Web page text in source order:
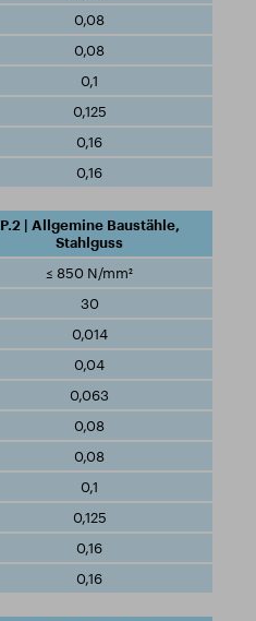
0,08
0,08
0,1
0,125
0,16
0,16
P.2 | Allgemine Baustähle,
Stahlguss
≤ 850 N/mm²
30
0,014
0,04
0,063
0,08
0,08
0,1
0,125
0,16
0,16